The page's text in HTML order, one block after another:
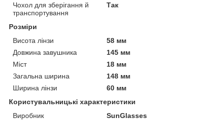
Чохол для зберігання й
транспортування
Так
Розміри
Висота лінзи
58 мм
Довжина завушника
145 мм
Міст
18 мм
Загальна ширина
148 мм
Ширина лінзи
60 мм
Користувальницькі характеристики
Виробник
SunGlasses